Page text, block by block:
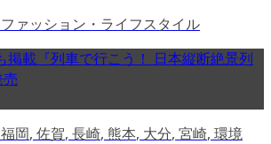
ファッション・ライフスタイル
福岡, 佐賀, 長崎, 熊本, 大分, 宮崎, 環境